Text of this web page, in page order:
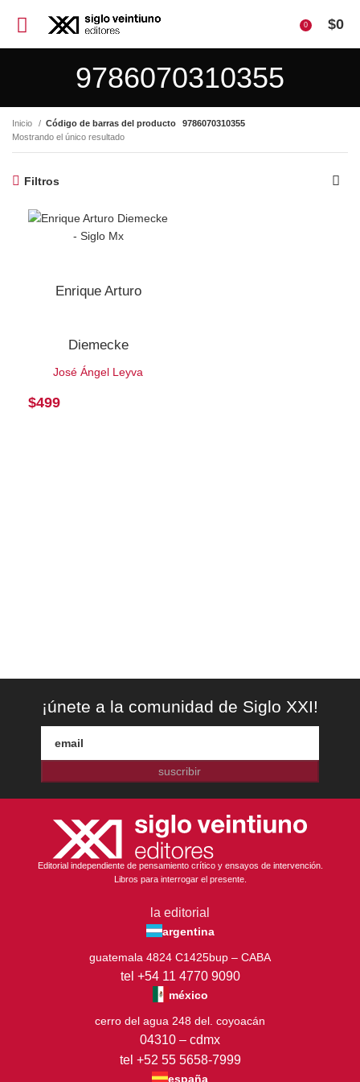
0 $0
9786070310355
Inicio Código de barras del producto
9786070310355
Mostrando el único resultado
Filtros
Enrique Arturo
Diemecke
José Ángel Leyva
$499
¡únete a la comunidad de Siglo XXI!
suscribir
Editorial independiente de pensamiento crítico y ensayos de intervención.
Libros para interrogar el presente.
la editorial
argentina
guatemala 4824 C1425bup – CABA
tel +54 11 4770 9090
méxico
cerro del agua 248 del. coyoacán
04310 – cdmx
tel +52 55 5658-7999
españa